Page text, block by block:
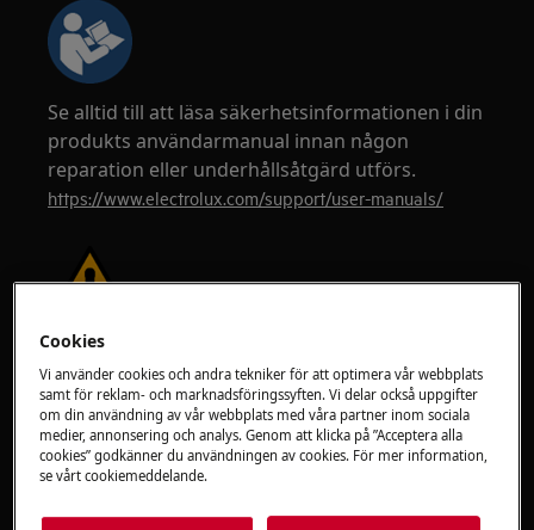
Se alltid till att läsa säkerhetsinformationen i din
produkts användarmanual innan någon
reparation eller underhållsåtgärd utförs.
https://www.electrolux.com/support/user-manuals/
VARNING!
Innan någon reparation eller underhållsåtgärd,
inaktivera apparaten och koppla ur nätsladden
från vägguttaget.
Cookies
Vi använder cookies och andra tekniker för att optimera vår webbplats
samt för reklam- och marknadsföringssyften. Vi delar också uppgifter
om din användning av vår webbplats med våra partner inom sociala
medier, annonsering och analys. Genom att klicka på ”Acceptera alla
cookies” godkänner du användningen av cookies. För mer information,
se vårt cookiemeddelande.